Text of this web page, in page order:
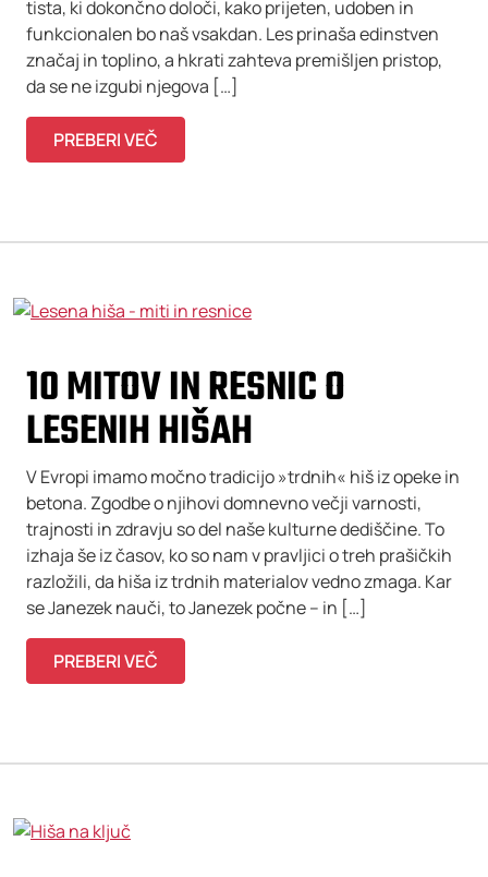
tista, ki dokončno določi, kako prijeten, udoben in
funkcionalen bo naš vsakdan. Les prinaša edinstven
značaj in toplino, a hkrati zahteva premišljen pristop,
da se ne izgubi njegova […]
PREBERI VEČ
10 MITOV IN RESNIC O
LESENIH HIŠAH
V Evropi imamo močno tradicijo »trdnih« hiš iz opeke in
betona. Zgodbe o njihovi domnevno večji varnosti,
trajnosti in zdravju so del naše kulturne dediščine. To
izhaja še iz časov, ko so nam v pravljici o treh prašičkih
razložili, da hiša iz trdnih materialov vedno zmaga. Kar
se Janezek nauči, to Janezek počne – in […]
PREBERI VEČ